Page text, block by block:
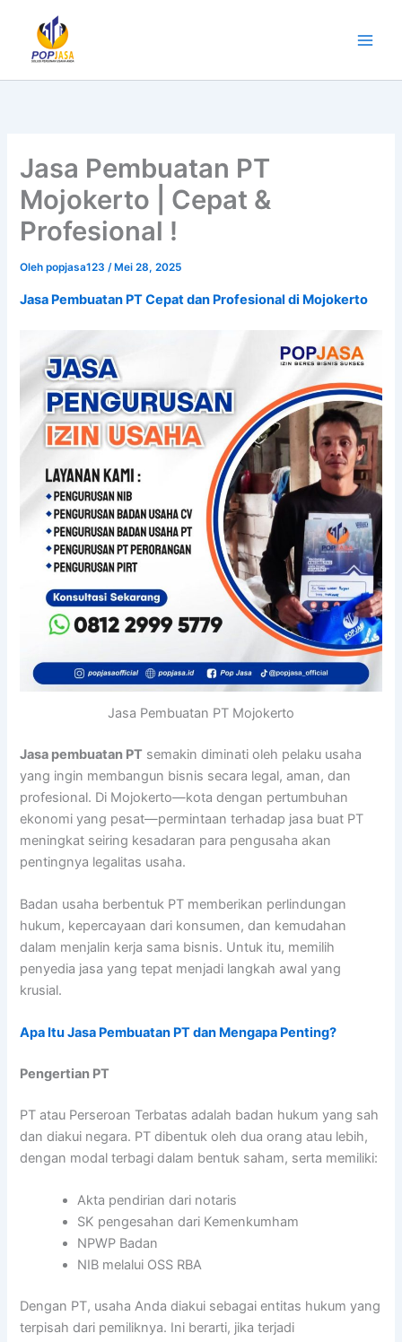
konten
Jasa Pembuatan PT
Mojokerto | Cepat &
Profesional !
Olehpopjasa123/ Mei 28, 2025
Jasa Pembuatan PT Cepat dan Profesional di Mojokerto
Jasa Pembuatan PT Mojokerto
Jasa pembuatan PT semakin diminati oleh pelaku usaha
yang ingin membangun bisnis secara legal, aman, dan
profesional. Di Mojokerto—kota dengan pertumbuhan
ekonomi yang pesat—permintaan terhadap jasa buat PT
meningkat seiring kesadaran para pengusaha akan
pentingnya legalitas usaha.
Badan usaha berbentuk PT memberikan perlindungan
hukum, kepercayaan dari konsumen, dan kemudahan
dalam menjalin kerja sama bisnis. Untuk itu, memilih
penyedia jasa yang tepat menjadi langkah awal yang
krusial.
Apa Itu Jasa Pembuatan PT dan Mengapa Penting?
Pengertian PT
PT atau Perseroan Terbatas adalah badan hukum yang sah
dan diakui negara. PT dibentuk oleh dua orang atau lebih,
dengan modal terbagi dalam bentuk saham, serta memiliki:
Akta pendirian dari notaris
SK pengesahan dari Kemenkumham
NPWP Badan
NIB melalui OSS RBA
Dengan PT, usaha Anda diakui sebagai entitas hukum yang
terpisah dari pemiliknya. Ini berarti, jika terjadi